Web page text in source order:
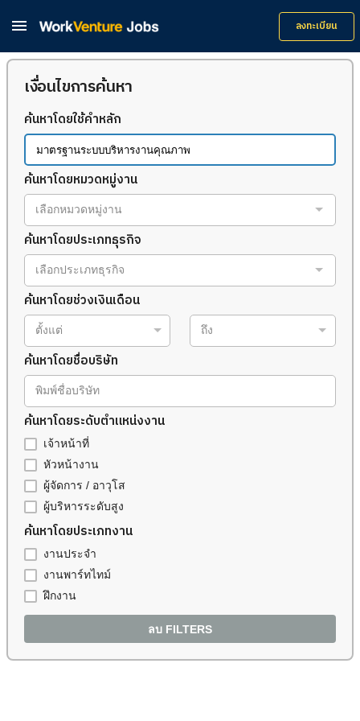
 ลงทะเบียน
เงื่อนไขการค้นหา
ค้นหาโดยใช้คำหลัก
ค้นหาโดยหมวดหมู่งาน
เลือกหมวดหมู่งาน
ค้นหาโดยประเภทธุรกิจ
เลือกประเภทธุรกิจ
ค้นหาโดยช่วงเงินเดือน
ตั้งแต่ ถึง
ค้นหาโดยชื่อบริษัท
พิมพ์ชื่อบริษัท
ค้นหาโดยระดับตำแหน่งงาน
เจ้าหน้าที่
หัวหน้างาน
ผู้จัดการ / อาวุโส
ผู้บริหารระดับสูง
ค้นหาโดยประเภทงาน
งานประจำ
งานพาร์ทไทม์
ฝึกงาน
ลบ FILTERS